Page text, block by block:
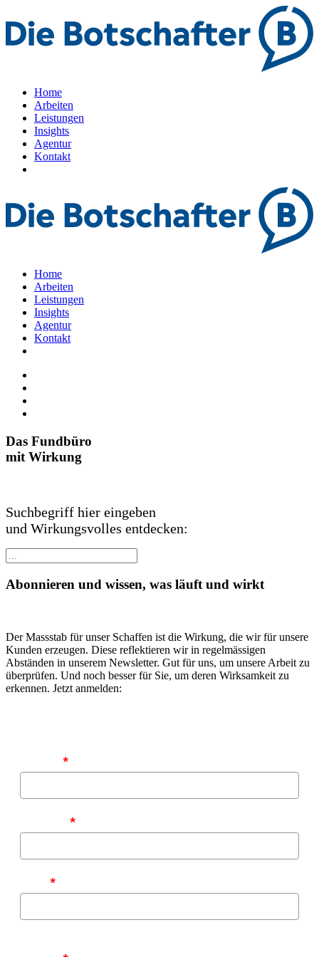
Home
Arbeiten
Leistungen
Insights
Agentur
Kontakt
Home
Arbeiten
Leistungen
Insights
Agentur
Kontakt
Das Fundbüro
mit Wirkung
Suchbegriff hier eingeben
und Wirkungsvolles entdecken:
Abonnieren und wissen, was läuft und wirkt
Der Massstab für unser Schaffen ist die Wirkung, die wir für unsere
Kunden erzeugen. Diese reflektieren wir in regelmässigen
Abständen in unserem Newsletter. Gut für uns, um unsere Arbeit zu
überprüfen. Und noch besser für Sie, um deren Wirksamkeit zu
erkennen. Jetzt anmelden:
*
*
*